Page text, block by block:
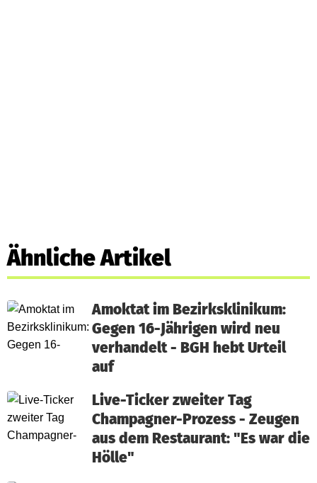
Ähnliche Artikel
Amoktat im Bezirksklinikum:
Gegen 16-Jährigen wird neu
verhandelt - BGH hebt Urteil
auf
Live-Ticker zweiter Tag
Champagner-Prozess - Zeugen
aus dem Restaurant: "Es war die
Hölle"